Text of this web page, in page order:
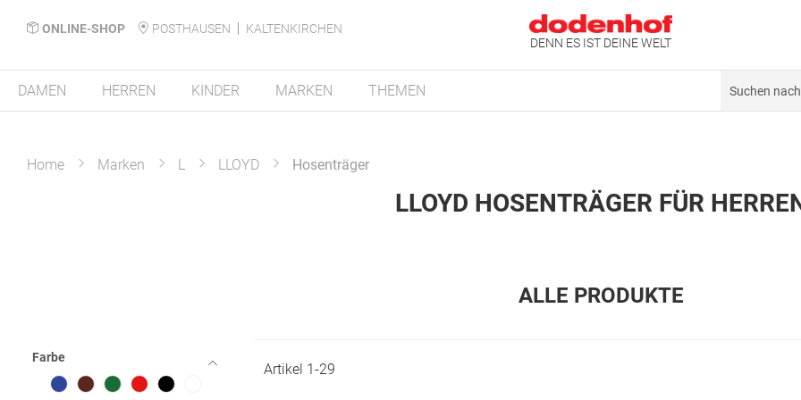
ONLINE-SHOP POSTHAUSEN
KALTENKIRCHEN
DENN ES IST DEINE WELT
DAMEN HERREN KINDER MARKEN THEMEN
Home Marken L LLOYD Hosenträger
LLOYD HOSENTRÄGER FÜR
ALLE PRODUKTE
Farbe
Artikel 1-29